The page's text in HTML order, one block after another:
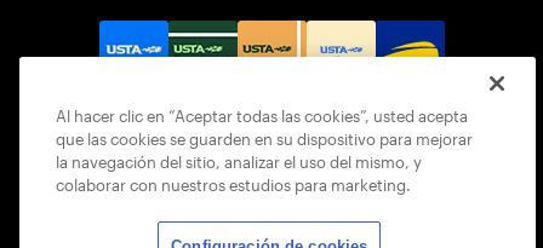
Al hacer clic en “Aceptar todas las cookies”, usted acepta
que las cookies se guarden en su dispositivo para mejorar
la navegación del sitio, analizar el uso del mismo, y
colaborar con nuestros estudios para marketing.